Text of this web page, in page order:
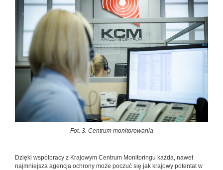
Fot. 3. Centrum monitorowania
Dzięki współpracy z Krajowym Centrum Monitoringu każda, nawet
najmniejsza agencja ochrony może poczuć się jak krajowy potentat w